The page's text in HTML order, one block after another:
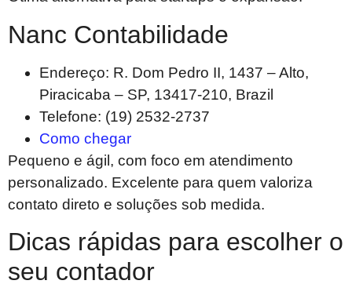
Nanc Contabilidade
Endereço: R. Dom Pedro II, 1437 – Alto,
Piracicaba – SP, 13417-210, Brazil
Telefone: (19) 2532-2737
Como chegar
Pequeno e ágil, com foco em atendimento
personalizado. Excelente para quem valoriza
contato direto e soluções sob medida.
Dicas rápidas para escolher o
seu contador